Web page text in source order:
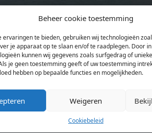
Beheer cookie toestemming
ervaringen te bieden, gebruiken wij technologieën
je apparaat op te slaan en/of te raadplegen. Door
kunnen wij gegevens zoals surfgedrag of
je geen toestemming geeft of uw toestemming
hebben op bepaalde functies en mogelijkheden.
Weigeren
Cookiebeleid
and
floor-to-ceiling windows with
layered treatments.Notice:
final, and should be used for
informative purpose only. They are
not contractual or binding. Energy
pass This building is not subject to
EnEV. - Flatscreen TV - Hairdryer -
Heating - Towels and sheets - Iron -
Hygiene utensils - Washing machine
- Oven - Microwave - Refrigerator -
Pagina’s
Home
Blog
Over ons
Cookiebeleid (EU)